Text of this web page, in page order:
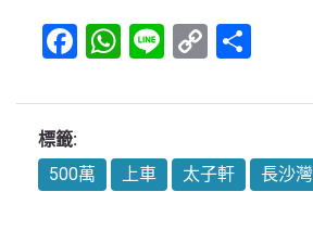
Facebook
WhatsApp
LineCopy
標籤:
500萬
上車 太子軒 長沙灣